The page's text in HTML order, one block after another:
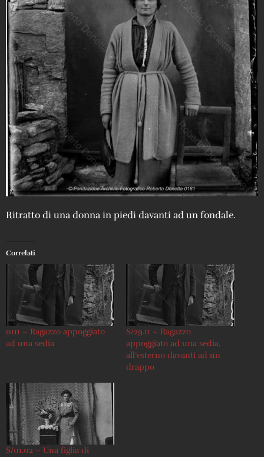
Ritratto di una donna in piedi davanti ad un fondale.
Correlati
0111 – Ragazzo appoggiato
ad una sedia
S/29.11 – Ragazzo
appoggiato ad una sedia,
all’esterno davanti ad un
drappo
S/01.02 – Una figlia di